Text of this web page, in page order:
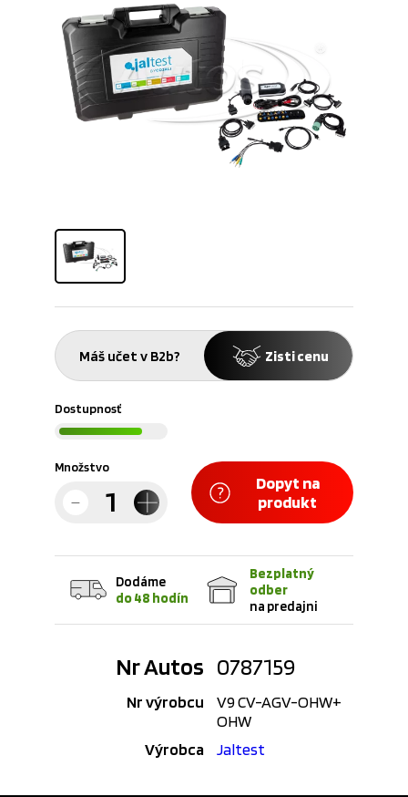
Máš učet v B2b? Zisti cenu
Dostupnosť
Množstvo
Dopyt na
produkt
Dodáme
do 48 hodín
Bezplatný
odber
na predajni
Nr Autos 0787159
Nr výrobcu
V9 CV-AGV-OHW+
OHW
Výrobca
Jaltest